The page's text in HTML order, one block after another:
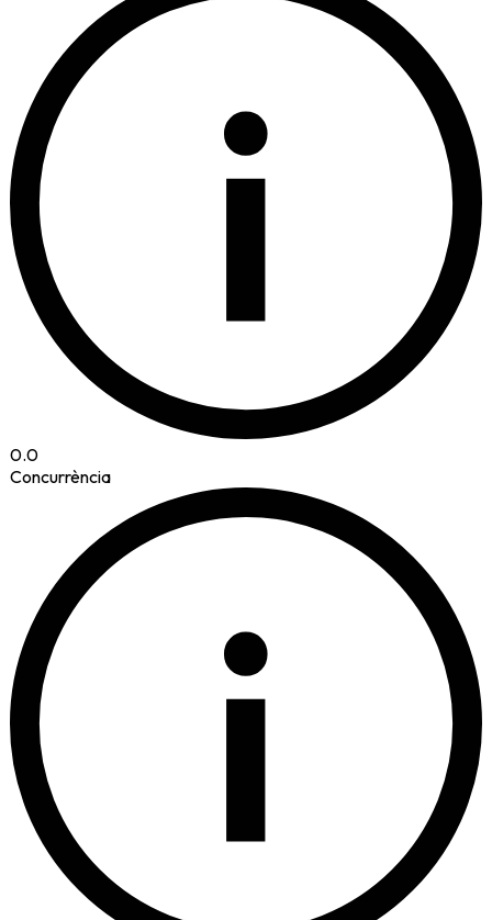
i
0.0
Concurrència
i